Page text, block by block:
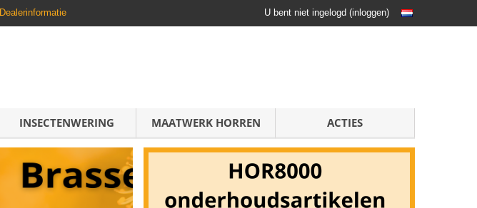
Dealerinformatie U bent niet ingelogd (inloggen)
INSECTENWERING MAATWERK HORREN ACTIES